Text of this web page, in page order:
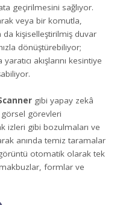
geçirilmesini sağlıyor.
veya bir komutla,
kişiselleştirilmiş duvar
dönüştürebiliyor;
akışlarını kesintiye
gibi yapay zekâ
görsel görevleri
izleri gibi bozulmaları ve
anında temiz taramalar
otomatik olarak tek
formlar ve